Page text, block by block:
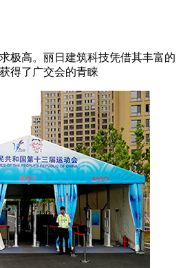
极高。丽日建筑科技凭借其丰富的
得了广交会的青睐